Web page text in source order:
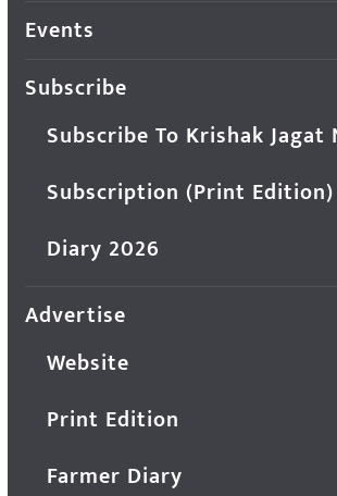
Events
Subscribe
Subscribe To Krishak
Subscription (Print Edition)
Diary 2026
Advertise
Website
Print Edition
Farmer Diary